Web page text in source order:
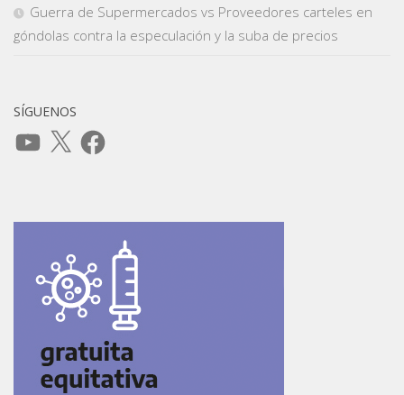
Guerra de Supermercados vs Proveedores carteles en
góndolas contra la especulación y la suba de precios
SÍGUENOS
YouTube
X Facebook